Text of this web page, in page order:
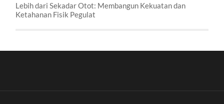
Lebih dari Sekadar Otot: Membangun Kekuatan dan
Ketahanan Fisik Pegulat